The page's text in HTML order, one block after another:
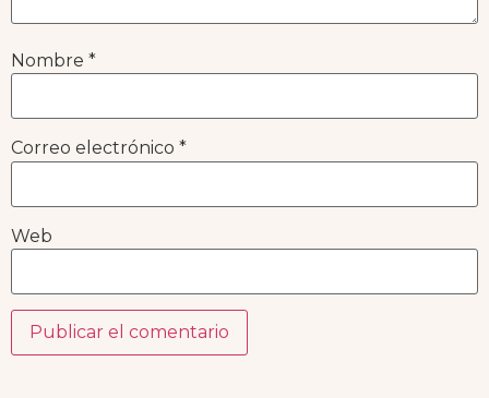
Nombre *
Correo electrónico *
Web